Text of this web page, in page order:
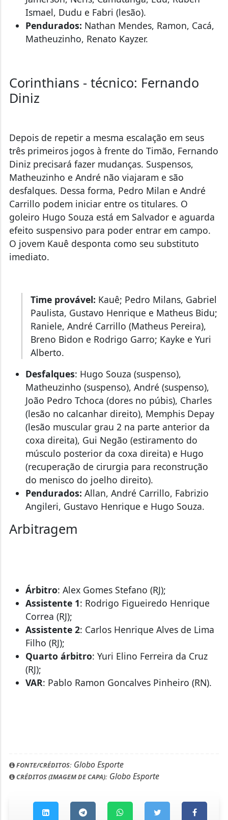
Ismael, Dudu e Fabri (lesão).
Pendurados: Nathan Mendes, Ramon, Cacá,
Matheuzinho, Renato Kayzer.
Corinthians - técnico: Fernando
Diniz
Depois de repetir a mesma escalação em seus
três primeiros jogos à frente do Timão, Fernando
Diniz precisará fazer mudanças. Suspensos,
Matheuzinho e André não viajaram e são
desfalques. Dessa forma, Pedro Milan e André
Carrillo podem iniciar entre os titulares. O
goleiro Hugo Souza está em Salvador e aguarda
efeito suspensivo para poder entrar em campo.
O jovem Kauê desponta como seu substituto
imediato.
Time provável: Kauê; Pedro Milans, Gabriel
Paulista, Gustavo Henrique e Matheus Bidu;
Raniele, André Carrillo (Matheus Pereira),
Breno Bidon e Rodrigo Garro; Kayke e Yuri
Alberto.
Desfalques: Hugo Souza (suspenso),
Matheuzinho (suspenso), André (suspenso),
João Pedro Tchoca (dores no púbis), Charles
(lesão no calcanhar direito), Memphis Depay
(lesão muscular grau 2 na parte anterior da
coxa direita), Gui Negão (estiramento do
músculo posterior da coxa direita) e Hugo
(recuperação de cirurgia para reconstrução
do menisco do joelho direito).
Pendurados: Allan, André Carrillo, Fabrizio
Angileri, Gustavo Henrique e Hugo Souza.
Arbitragem
Árbitro: Alex Gomes Stefano (RJ);
Assistente 1: Rodrigo Figueiredo Henrique
Correa (RJ);
Assistente 2: Carlos Henrique Alves de Lima
Filho (RJ);
Quarto árbitro: Yuri Elino Ferreira da Cruz
(RJ);
VAR: Pablo Ramon Goncalves Pinheiro (RN).
FONTE/CRÉDITOS:Globo Esporte
CRÉDITOS (IMAGEM DE CAPA):Globo Esporte